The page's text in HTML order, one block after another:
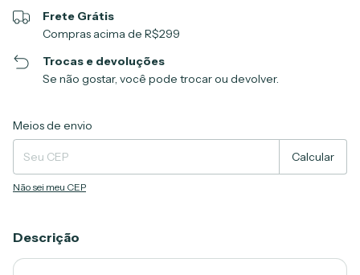
Frete Grátis
Compras acima de R$299
Trocas e devoluções
Se não gostar, você pode trocar ou devolver.
Entregas para o CEP:
Meios de envio
Calcular
Não sei meu CEP
Descrição